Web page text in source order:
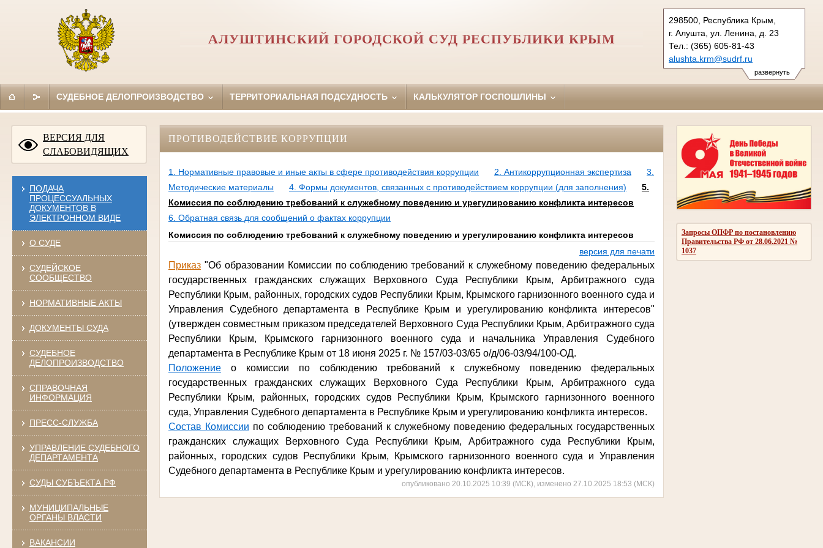
развернуть
298500, Республика Крым,
г. Алушта, ул. Ленина, д. 23
Тел.: (365) 605-81-43
alushta.krm@sudrf.ru
АЛУШТИНСКИЙ ГОРОДСКОЙ СУД РЕСПУБЛИКИ КРЫМ
СУДЕБНОЕ ДЕЛОПРОИЗВОДСТВО ТЕРРИТОРИАЛЬНАЯ ПОДСУДНОСТЬ КАЛЬКУЛЯТОР ГОСПОШЛИНЫ
ВЕРСИЯ ДЛЯ
СЛАБОВИДЯЩИХ
ПОДАЧА
ПРОЦЕССУАЛЬНЫХ
ДОКУМЕНТОВ В
ЭЛЕКТРОННОМ ВИДЕ
О СУДЕ
СУДЕЙСКОЕ
СООБЩЕСТВО
НОРМАТИВНЫЕ АКТЫ
ДОКУМЕНТЫ СУДА
СУДЕБНОЕ
ДЕЛОПРОИЗВОДСТВО
СПРАВОЧНАЯ
ИНФОРМАЦИЯ
ПРЕСС-СЛУЖБА
УПРАВЛЕНИЕ СУДЕБНОГО
ДЕПАРТАМЕНТА
СУДЫ СУБЪЕКТА РФ
МУНИЦИПАЛЬНЫЕ
ОРГАНЫ ВЛАСТИ
ВАКАНСИИ
Запросы ОПФР по постановлению
Правительства РФ от 28.06.2021 №
1037
ПРОТИВОДЕЙСТВИЕ КОРРУПЦИИ
1. Нормативные правовые и иные акты в сфере противодействия коррупции 2. Антикоррупционная экспертиза
3.
Методические материалы
4. Формы документов, связанных с противодействием коррупции (для заполнения)
5.
Комиссия по соблюдению требований к служебному поведению и урегулированию конфликта интересов
6. Обратная связь для сообщений о фактах коррупции
Комиссия по соблюдению требований к служебному поведению и урегулированию конфликта интересов
версия для печати
Приказ"Об образовании Комиссии по соблюдению требований к служебному поведению федеральных
государственных гражданских служащих Верховного Суда Республики Крым, Арбитражного суда
Республики Крым, районных, городских судов Республики Крым, Крымского гарнизонного военного суда и
Управления Судебного департамента в Республике Крым и урегулированию конфликта интересов"
(утвержден совместным приказом председателей Верховного Суда Республики Крым, Арбитражного суда
Республики Крым, Крымского гарнизонного военного суда и начальника Управления Судебного
департамента в Республике Крым от 18 июня 2025 г. № 157/03-03/65 о/д/06-03/94/100-ОД.
Положениео комиссии по соблюдению требований к служебному поведению федеральных
государственных гражданских служащих Верховного Суда Республики Крым, Арбитражного суда
Республики Крым, районных, городских судов Республики Крым,
Крымского гарнизонного военного
суда, Управления Судебного департамента в Республике Крым и урегулированию конфликта интересов.
Состав Комиссии по соблюдению требований к служебному поведению федеральных государственных
гражданских служащих Верховного Суда Республики Крым, Арбитражного суда Республики Крым,
районных, городских судов Республики Крым, Крымского гарнизонного военного суда и Управления
Судебного департамента в Республике Крым и урегулированию конфликта интересов.
опубликовано 20.10.2025 10:39 (МСК), изменено 27.10.2025 18:53 (МСК)